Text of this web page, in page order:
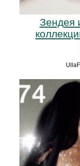
Зендея